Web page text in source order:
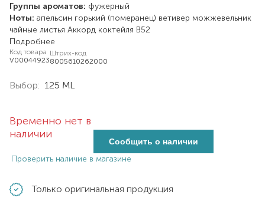
Группы ароматов: фужерный
Ноты: апельсин горький (померанец) ветивер можжевельник
чайные листья Аккорд коктейля В52
Подробнее
Код товара
V00044923
Штрих-код
8005610262000
Выбор: 125 ML
Временно нет в
наличии
Сообщить о наличии
Проверить наличие в магазине
Только оригинальная продукция